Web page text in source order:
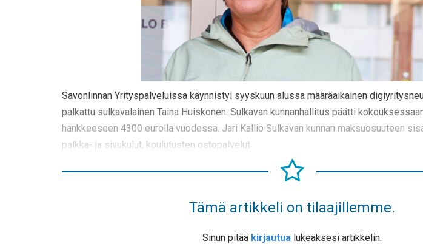
Savonlinnan Yrityspalveluissa käynnistyi syyskuun alussa määräaikainen
palkattu sulkavalainen Taina Huiskonen. Sulkavan kunnanhallitus päätti
hankkeeseen 4300 eurolla vuodessa. Jari Kallio Sulkavan kunnan maksuosuuteen
palkka- ja sivukulut, koulutusten ostopalvelut
Tämä artikkeli on tilaajillemme.
Sinun pitää kirjautua lukeaksesi artikkelin.